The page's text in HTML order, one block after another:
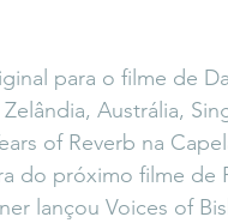
para o filme de
Austrália,
of Reverb na
do próximo filme de
lançou Voices of